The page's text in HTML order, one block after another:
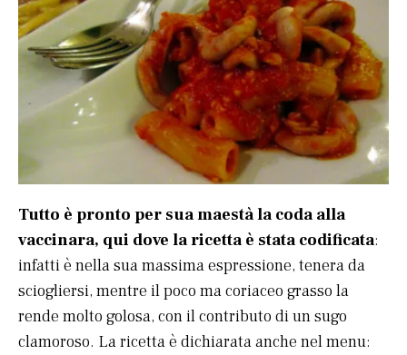
Tutto è pronto per sua maestà la coda alla
vaccinara, qui dove la ricetta è stata codificata:
infatti è nella sua massima espressione, tenera da
sciogliersi, mentre il poco ma coriaceo grasso la
rende molto golosa, con il contributo di un sugo
clamoroso. La ricetta è dichiarata anche nel menu: